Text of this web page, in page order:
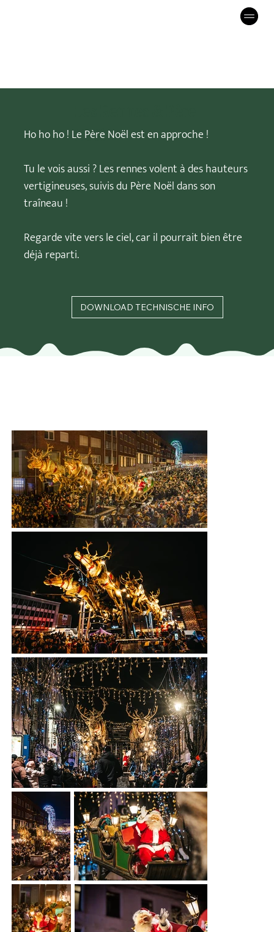
Noël
Ho ho ho ! Le Père Noël est en approche !
Tu le vois aussi ? Les rennes volent à des hauteurs
vertigineuses, suivis du Père Noël dans son
traîneau !
Regarde vite vers le ciel, car il pourrait bien être
déjà reparti.
DOWNLOAD TECHNISCHE INFO